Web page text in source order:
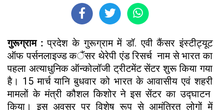
गुरूग्राम :प्रदेश के गुरूग्राम में डॉ. एवी कैंसर इंस्टीट्यूट
ऑफ पर्सनलाइज्ड कैंसर थेरेपी एंड रिसर्च नाम से भारत का
पहला अत्याधुनिक ऑन्कोलॉजी ट्रीटमेंट सेंटर शुरू किया गया
है। 15 मार्च यानि बुधवार को भारत के आवासीय एवं शहरी
मामलों के मंत्री कौशल किशोर ने इस सेंटर का उद्घाटन
किया। इस अवसर पर विशेष रूप से आमंत्रित लोगों में